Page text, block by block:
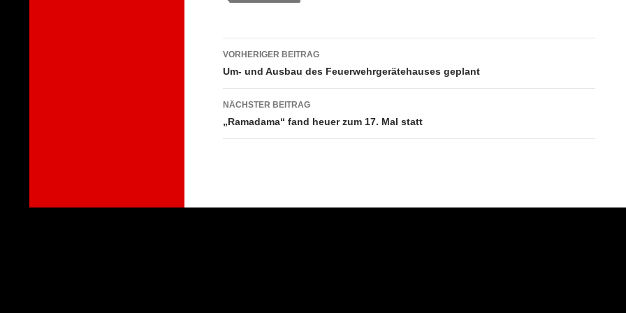
Beitragsnavigation
VORHERIGER BEITRAG
Um- und Ausbau des Feuerwehrgerätehauses geplant
NÄCHSTER BEITRAG
„Ramadama“ fand heuer zum 17. Mal statt